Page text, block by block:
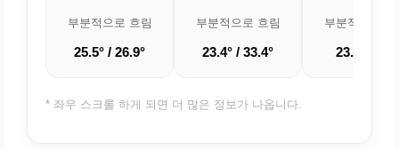
부분적으로 흐림
25.5° / 26.9°
부분적으로 흐림
23.4° / 33.4°
부분적으로 흐
23.4° / 32°
* 좌우 스크롤 하게 되면 더 많은 정보가 나옵니다.